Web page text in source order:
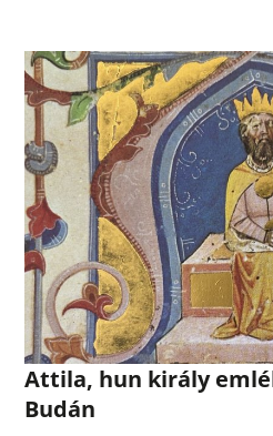
Attila, hun király
Budán